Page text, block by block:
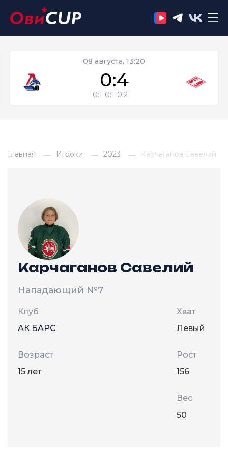
08 августа, 13:20
0:4
0:1 0:1 0:2
Главная Игроки 2023 Карчаганов Савелий
Карчаганов Савелий
Нападающий №7
Клуб
АК БАРС
Возраст
15 лет
Хват
Левый
Рост
156
Вес
50